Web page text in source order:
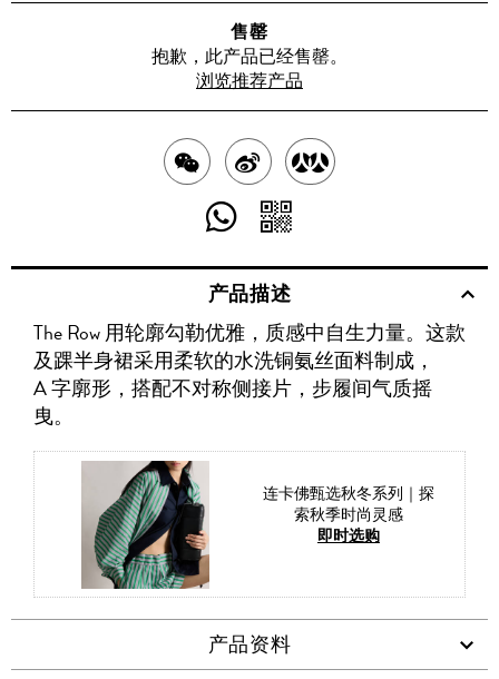
售罄
抱歉，此产品已经售罄。
浏览推荐产品
分
享
WECHAT
分
享
WEIBO
分
分
享
至
WHATSAPP
享
维
码
产品描述
The Row 用轮廓勾勒优雅，质感中自生力量。这款
及踝半身裙采用柔软的水洗铜氨丝面料制成，
A 字廓形，搭配不对称侧接片，步履间气质摇
曳。
连卡佛甄选秋冬系列｜探
索秋季时尚灵感
即时选购
产品资料